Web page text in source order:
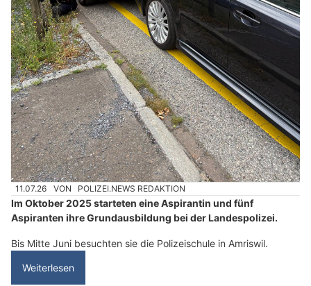
11.07.26 VON POLIZEI.NEWS REDAKTION
Im Oktober 2025 starteten eine Aspirantin und fünf
Aspiranten ihre Grundausbildung bei der Landespolizei.
Bis Mitte Juni besuchten sie die Polizeischule in Amriswil.
Weiterlesen